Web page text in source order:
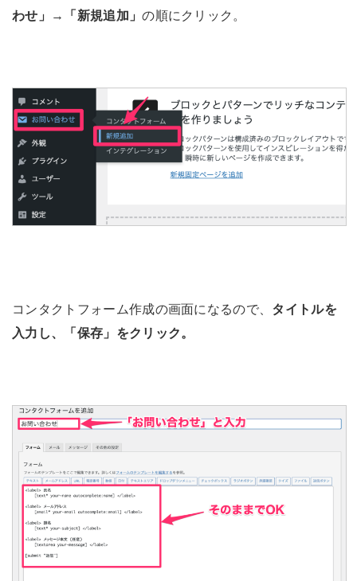
わせ」
→ 「新規追加」の順にクリック。
コンタクトフォーム作成の画面になるので、 タイトルを
入力し、「保存」をクリック。